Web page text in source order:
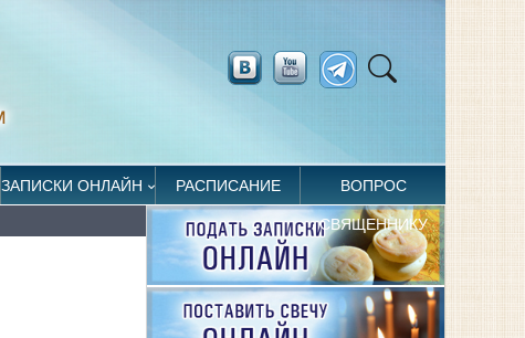
ЗАПИСКИ ОНЛАЙН РАСПИСАНИЕ ВОПРОС
СВЯЩЕННИКУ